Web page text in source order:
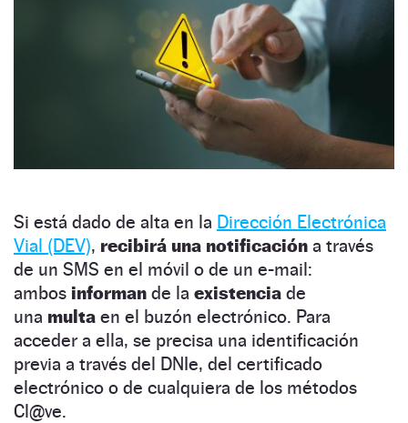
Si está dado de alta en la Dirección Electrónica
Vial (DEV), recibirá una notificación a través
de un SMS en el móvil o de un e-mail:
ambos informan de la existencia de
una multa en el buzón electrónico. Para
acceder a ella, se precisa una identificación
previa a través del DNIe, del certificado
electrónico o de cualquiera de los métodos
Cl@ve.